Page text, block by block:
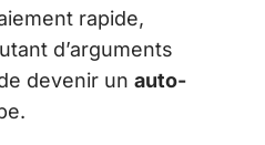
rapide,
d’arguments
devenir un auto-